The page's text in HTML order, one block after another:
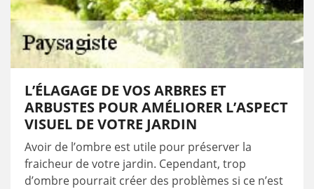
L’ÉLAGAGE DE VOS ARBRES ET
ARBUSTES POUR AMÉLIORER L’ASPECT
VISUEL DE VOTRE JARDIN
Avoir de l’ombre est utile pour préserver la
fraicheur de votre jardin. Cependant, trop
d’ombre pourrait créer des problèmes si ce n’est